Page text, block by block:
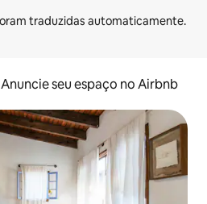
Anuncie seu espaço no Airbnb